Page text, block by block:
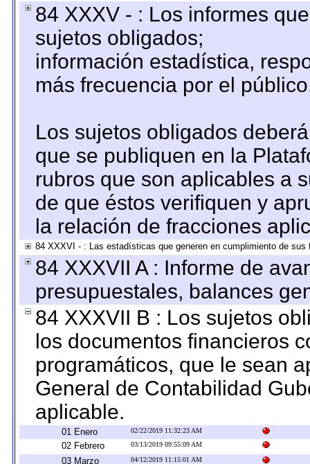
84 XXXV - : Los informes
sujetos obligados;
información estadística,
más frecuencia por el
Los sujetos obligados
que se publiquen en la
rubros que son aplicables a
de que éstos verifiquen y
la relación de fracciones
84 XXXVI - : Las estadísticas que generen en cumplimiento de
84 XXXVII A : Informe de
presupuestales, balances
84 XXXVII B : Los sujetos
los documentos financieros
programáticos, que le sean
General de Contabilidad
aplicable.
01 Enero 02/22/2019 11:32:23 AM
02 Febrero 03/13/2019 09:55:09 AM
03 Marzo 04/12/2019 11:15:01 AM